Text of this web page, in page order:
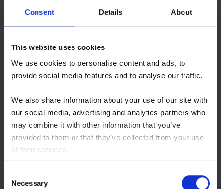
Consent Details About
This website uses cookies
We use cookies to personalise content and ads, to
provide social media features and to analyse our traffic.
We also share information about your use of our site with
our social media, advertising and analytics partners who
may combine it with other information that you’ve
provided to them or that they’ve collected from your use
of their services.
You consent to our cookies if you continue to use our
Selection
Necessary
negativ, kann nicht zuverlässig beweisen, ob eine
eine größere Gruppe hinweg und über einen
längeren Zeitraum interpretiert werden.
Mittlerer ALSFRS-R-Wert über 24 Monate nach MSEC-
Behandlung. Die blaue Linie zeigt den mittleren Wert
pro Monat. Der schattierte Bereich stellt die Variabilität
dar. In den späteren Monaten sind weniger Patienten
eingeschlossen, daher sollten diese Daten mit Vorsicht